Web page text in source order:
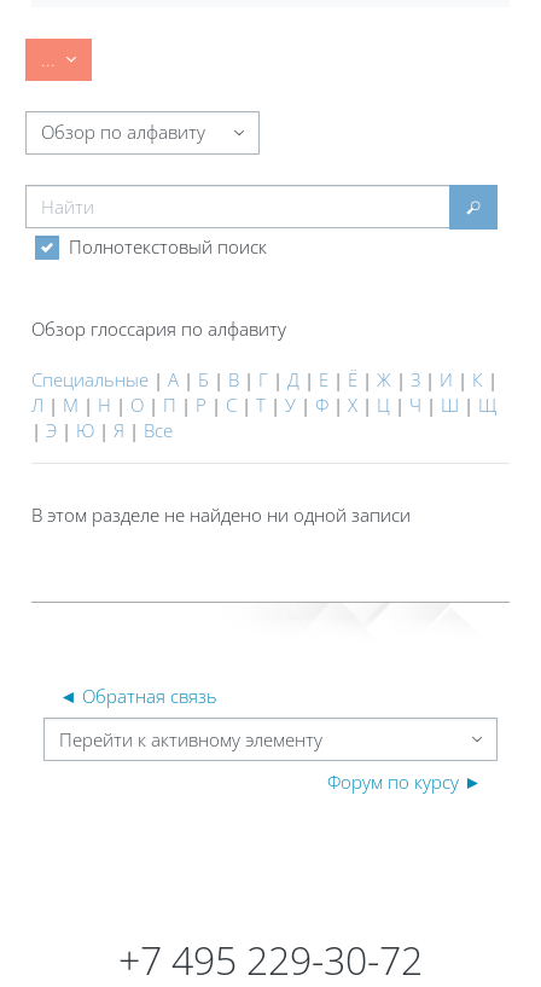
... Экспорт записей
Обзор глоссария по алфавиту
Найти
Найти
Полнотекстовый поиск
Обзор глоссария по алфавиту
Специальные | А | Б | В | Г | Д | Е | Ё | Ж | З | И | К |
Л | М | Н | О | П | Р | С | Т | У | Ф | Х | Ц | Ч | Ш | Щ
| Э | Ю | Я | Все
В этом разделе не найдено ни одной записи
◄ Обратная связь
Перейти к активному элементу
Форум по курсу ►
+7 495 229-30-72